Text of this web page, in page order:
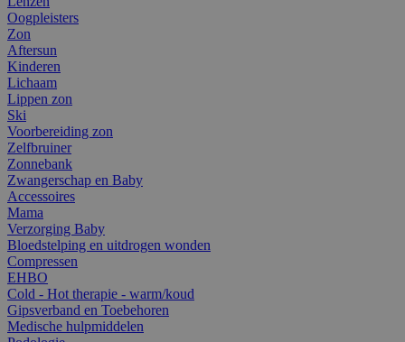
Oogpleisters
Zon
Aftersun
Kinderen
Lichaam
Lippen zon
Ski
Voorbereiding zon
Zelfbruiner
Zonnebank
Zwangerschap en Baby
Accessoires
Mama
Verzorging Baby
Bloedstelping en uitdrogen wonden
Compressen
EHBO
Cold - Hot therapie - warm/koud
Gipsverband en Toebehoren
Medische hulpmiddelen